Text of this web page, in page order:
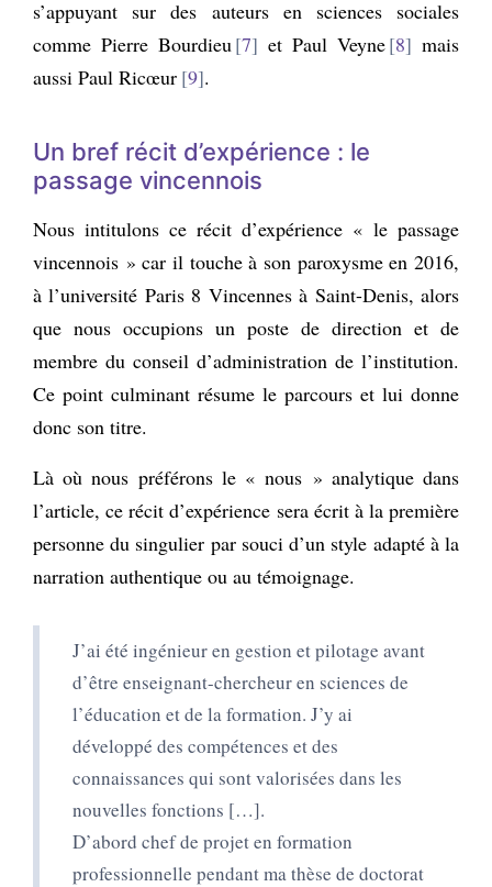
s’appuyant sur des auteurs en sciences sociales
comme Pierre Bourdieu 7 et Paul Veyne 8
mais
aussi Paul Ricœur 9 .
Un bref récit d’expérience : le
passage vincennois
Nous intitulons ce récit d’expérience « le passage
vincennois » car il touche à son paroxysme en 2016,
à l’université Paris 8 Vincennes à Saint-Denis, alors
que nous occupions un poste de direction et de
membre du conseil d’administration de l’institution.
Ce point culminant résume le parcours et lui donne
donc son titre.
Là où nous préférons le « nous » analytique dans
l’article, ce récit d’expérience sera écrit à la première
personne du singulier par souci d’un style adapté à la
narration authentique ou au témoignage.
J’ai été ingénieur en gestion et pilotage avant
d’être enseignant-chercheur en sciences de
l’éducation et de la formation. J’y ai
développé des compétences et des
connaissances qui sont valorisées dans les
nouvelles fonctions […].
D’abord chef de projet en formation
professionnelle pendant ma thèse de doctorat